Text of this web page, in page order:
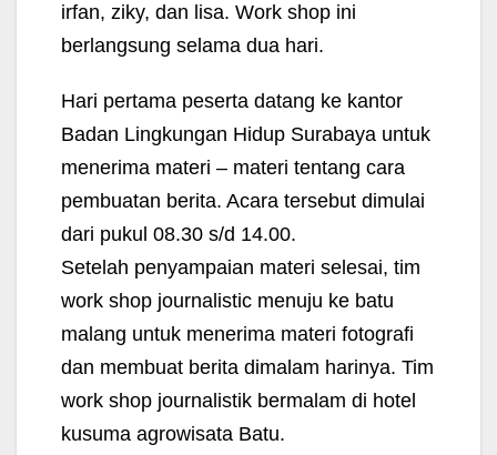
irfan, ziky, dan lisa. Work shop ini
berlangsung selama dua hari.
Hari pertama peserta datang ke kantor
Badan Lingkungan Hidup Surabaya untuk
menerima materi – materi tentang cara
pembuatan berita. Acara tersebut dimulai
dari pukul 08.30 s/d 14.00.
Setelah penyampaian materi selesai, tim
work shop journalistic menuju ke batu
malang untuk menerima materi fotografi
dan membuat berita dimalam harinya. Tim
work shop journalistik bermalam di hotel
kusuma agrowisata Batu.